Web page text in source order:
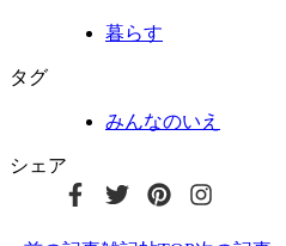
暮らす
タグ
みんなのいえ
シェア